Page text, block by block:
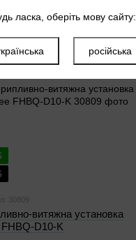
30809
витяжна установка
D10-K
ласка, оберіть мову сайту:
російська